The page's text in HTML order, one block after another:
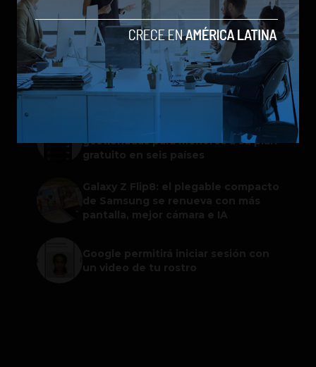
Meta lanza Muse Image: competirá
con modelos enfocados en IA
generativa de imágenes
ChatGPT Work: el nuevo asistente
de OpenAI que promete mejorar la
productividad laboral
gestionadas para menores a su plan
gratuito en seis países
Galaxy Z Flip8: el plegable compacto
de Samsung se renueva con más
pantalla, mejor cámara e IA
Google permitirá iniciar sesión con
un video de tu rostro